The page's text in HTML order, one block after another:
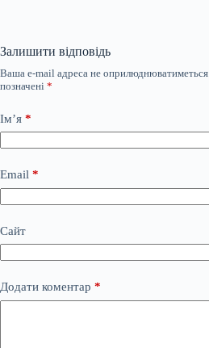
Залишити відповідь
Ваша e-mail адреса не оприлюднюватиметься.
позначені *
Ім’я *
Email *
Сайт
Додати коментар *